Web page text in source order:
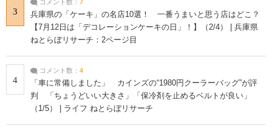
3
コメント数： 7
兵庫県の「ケーキ」の名店10選！ 一番うまいと思う店はどこ？
【7月12日は「デコレーションケーキの日」！】（2/4） | 兵庫県
ねとらぼリサーチ：2ページ目
4
コメント数： 4
「車に常備しました」 カインズの“1980円クーラーバッグ”が評
判 「ちょうどいい大きさ」「保冷剤を止めるベルトが良い」
（1/5） | ライフ ねとらぼリサーチ